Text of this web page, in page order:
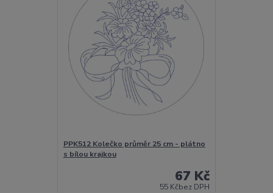
PPK512 Kolečko průměr 25 cm - plátno
s bílou krajkou
67 Kč
55 Kčbez DPH